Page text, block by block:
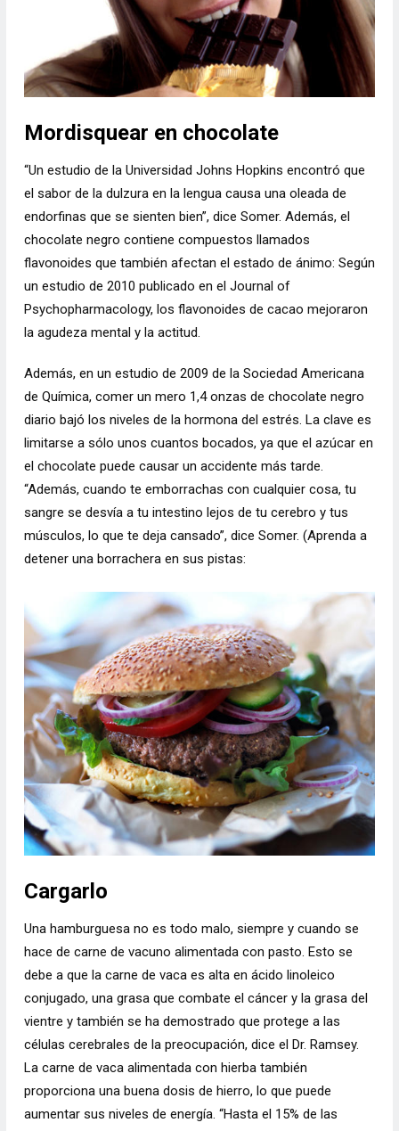
Mordisquear en chocolate
“Un estudio de la Universidad Johns Hopkins encontró que
el sabor de la dulzura en la lengua causa una oleada de
endorfinas que se sienten bien”, dice Somer. Además, el
chocolate negro contiene compuestos llamados
flavonoides que también afectan el estado de ánimo: Según
un estudio de 2010 publicado en el Journal of
Psychopharmacology, los flavonoides de cacao mejoraron
la agudeza mental y la actitud.
Además, en un estudio de 2009 de la Sociedad Americana
de Química, comer un mero 1,4 onzas de chocolate negro
diario bajó los niveles de la hormona del estrés. La clave es
limitarse a sólo unos cuantos bocados, ya que el azúcar en
el chocolate puede causar un accidente más tarde.
“Además, cuando te emborrachas con cualquier cosa, tu
sangre se desvía a tu intestino lejos de tu cerebro y tus
músculos, lo que te deja cansado”, dice Somer. (Aprenda a
detener una borrachera en sus pistas:
Cargarlo
Una hamburguesa no es todo malo, siempre y cuando se
hace de carne de vacuno alimentada con pasto. Esto se
debe a que la carne de vaca es alta en ácido linoleico
conjugado, una grasa que combate el cáncer y la grasa del
vientre y también se ha demostrado que protege a las
células cerebrales de la preocupación, dice el Dr. Ramsey.
La carne de vaca alimentada con hierba también
proporciona una buena dosis de hierro, lo que puede
aumentar sus niveles de energía. “Hasta el 15% de las